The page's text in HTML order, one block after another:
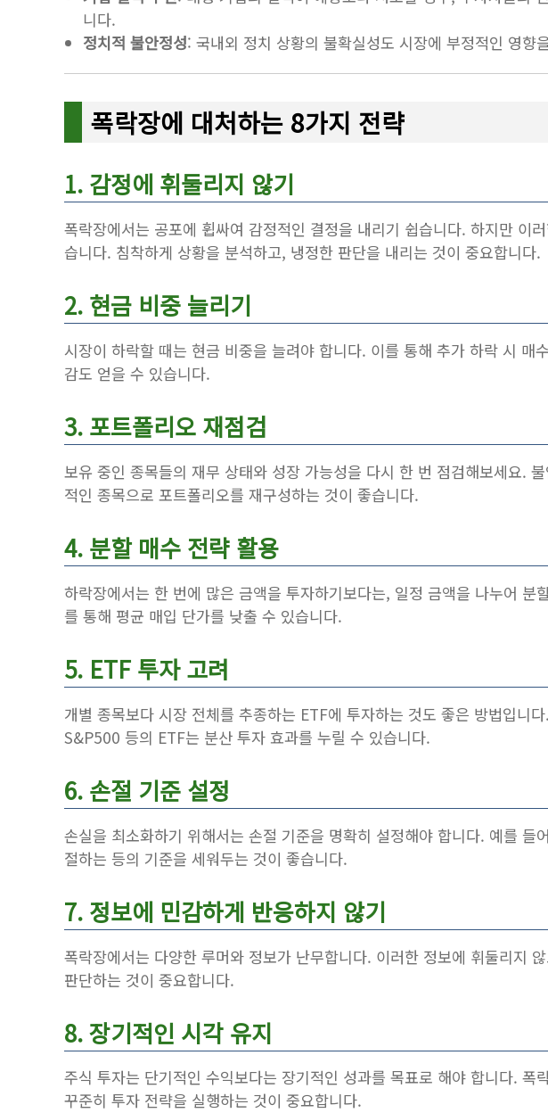
니다.
정치적 불안정성: 국내외 정치 상황의 불확실성도 시장에 부정적인 영향
폭락장에 대처하는 8가지 전략
1. 감정에 휘둘리지 않기
폭락장에서는 공포에 휩싸여 감정적인 결정을 내리기 쉽습니다. 하지만 이
습니다. 침착하게 상황을 분석하고, 냉정한 판단을 내리는 것이 중요합니다.
2. 현금 비중 늘리기
시장이 하락할 때는 현금 비중을 늘려야 합니다. 이를 통해 추가 하락 시 매
감도 얻을 수 있습니다.
3. 포트폴리오 재점검
보유 중인 종목들의 재무 상태와 성장 가능성을 다시 한 번 점검해보세요.
적인 종목으로 포트폴리오를 재구성하는 것이 좋습니다.
4. 분할 매수 전략 활용
하락장에서는 한 번에 많은 금액을 투자하기보다는, 일정 금액을 나누어 분
를 통해 평균 매입 단가를 낮출 수 있습니다.
5. ETF 투자 고려
개별 종목보다 시장 전체를 추종하는 ETF에 투자하는 것도 좋은 방법입니
S&P500 등의 ETF는 분산 투자 효과를 누릴 수 있습니다.
6. 손절 기준 설정
손실을 최소화하기 위해서는 손절 기준을 명확히 설정해야 합니다. 예를
절하는 등의 기준을 세워두는 것이 좋습니다.
7. 정보에 민감하게 반응하지 않기
폭락장에서는 다양한 루머와 정보가 난무합니다. 이러한 정보에 휘둘리지
판단하는 것이 중요합니다.
8. 장기적인 시각 유지
주식 투자는 단기적인 수익보다는 장기적인 성과를 목표로 해야 합니다. 폭
꾸준히 투자 전략을 실행하는 것이 중요합니다.